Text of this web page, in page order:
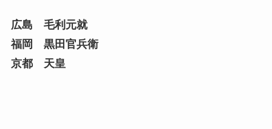
広島 毛利元就
福岡 黒田官兵衛
京都 天皇